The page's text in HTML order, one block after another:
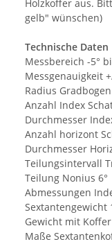
Holzkoffer aus.
gelb" wünschen)
Technische Daten
Messbereich -5°
Messgenauigkeit
Radius
Anzahl Index
Durchmesser
Anzahl horizont
Durchmesser
Teilungsintervall
Teilung Nonius 6°
Abmessungen
Sextantengewicht
Gewicht mit
Maße